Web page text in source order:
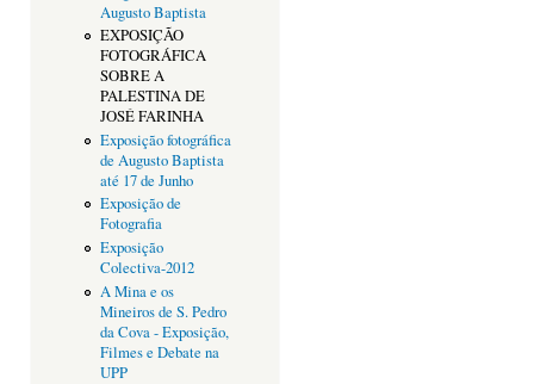
Augusto Baptista
EXPOSIÇÃO
FOTOGRÁFICA
SOBRE A
PALESTINA DE
JOSÉ FARINHA
Exposição fotográfica
de Augusto Baptista
até 17 de Junho
Exposição de
Fotografia
Exposição
Colectiva-2012
A Mina e os
Mineiros de S. Pedro
da Cova - Exposição,
Filmes e Debate na
UPP